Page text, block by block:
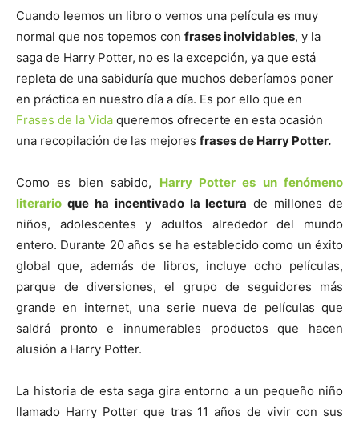
Cuando leemos un libro o vemos una película es muy
normal que nos topemos con frases inolvidables, y la
saga de Harry Potter, no es la excepción, ya que está
repleta de una sabiduría que muchos deberíamos poner
en práctica en nuestro día a día. Es por ello que en
Frases de la Vida queremos ofrecerte en esta ocasión
una recopilación de las mejores frases de Harry Potter.
Como es bien sabido, Harry Potter es un fenómeno
literario que ha incentivado la lectura de millones de
niños, adolescentes y adultos alrededor del mundo
entero. Durante 20 años se ha establecido como un éxito
global que, además de libros, incluye ocho películas,
parque de diversiones, el grupo de seguidores más
grande en internet, una serie nueva de películas que
saldrá pronto e innumerables productos que hacen
alusión a Harry Potter.
La historia de esta saga gira entorno a un pequeño niño
llamado Harry Potter que tras 11 años de vivir con sus